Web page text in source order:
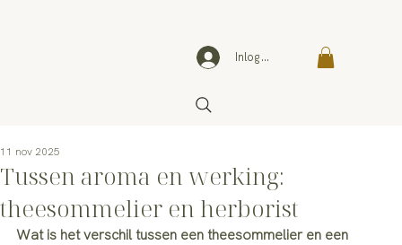
Inloggen
Tussen aroma en werking:
theesommelier en herborist
11 nov 2025
Wat is het verschil tussen een theesommelier en een